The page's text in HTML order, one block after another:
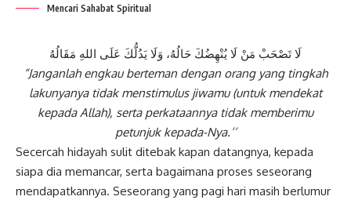
Mencari Sahabat Spiritual
لَا تَصْحَبْ مَنْ لَا يُنْهِضُكَ حَالُهُ، وَلَا يَدُلُّكَ عَلَى اللهِ مَقَالُهُ
“Janganlah engkau berteman dengan orang yang tingkah
lakunyanya tidak menstimulus jiwamu (untuk mendekat
kepada Allah), serta perkataannya tidak memberimu
petunjuk kepada-Nya.’’
Secercah hidayah sulit ditebak kapan datangnya, kepada
siapa dia memancar, serta bagaimana proses seseorang
mendapatkannya. Seseorang yang pagi hari masih berlumur